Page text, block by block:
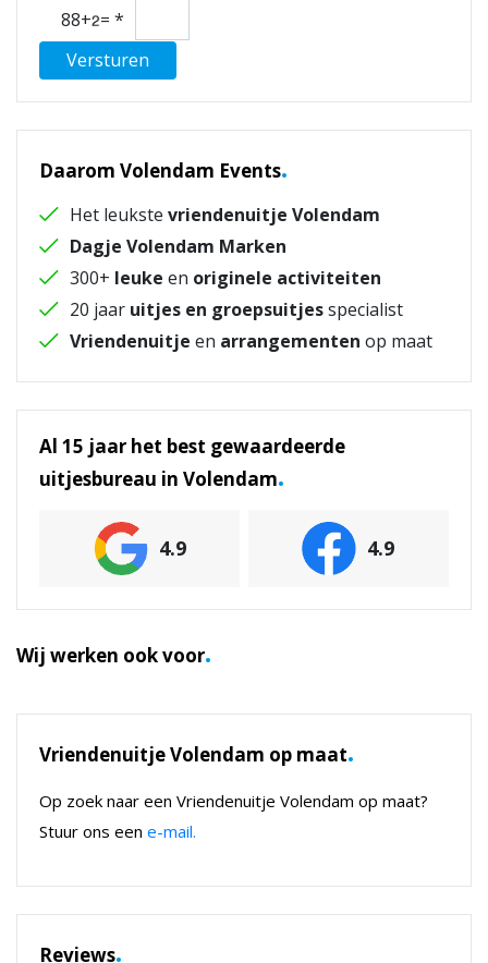
88+ = *
Versturen
Daarom Volendam Events.
Het leukste vriendenuitje Volendam
Dagje Volendam Marken
300+ leuke en originele activiteiten
20 jaar uitjes en groepsuitjesspecialist
Vriendenuitje en arrangementen op maat
Al 15 jaar het best gewaardeerde
uitjesbureau in Volendam.
4.9 4.9
Wij werken ook voor.
Vriendenuitje Volendam op maat.
Op zoek naar een Vriendenuitje Volendam op maat?
Stuur ons een e-mail.
Reviews.